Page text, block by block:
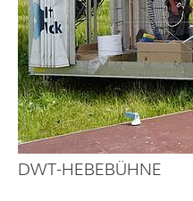
DWT-HEBEBÜHNE